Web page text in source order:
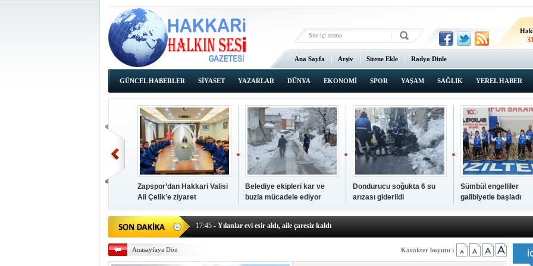
Ana Sayfa Arşiv Sitene Ekle Radyo Dinle
GÜNCEL HABERLER SİYASET YAZARLAR DÜNYA EKONOMİ SPOR YAŞAM SAĞLIK YEREL HABER
Zapspor’dan Hakkari Valisi
Ali Çelik’e ziyaret
Belediye ekipleri kar ve
buzla mücadele ediyor
Dondurucu soğukta 6 su
arızası giderildi
Sümbül engelliler
galibiyetle başladı
17:45 - Yılanlar evi esir aldı, aile çaresiz kaldı
17:43- Hakkari Cumhuriyet Başsavcısı Ufuk Turan görevine başladı
17:37- Başkan Büyüksu: Gençlerimiz için geleceğe yatırım yapıyoruz
Anasayfaya Dön Karakter boyutu :